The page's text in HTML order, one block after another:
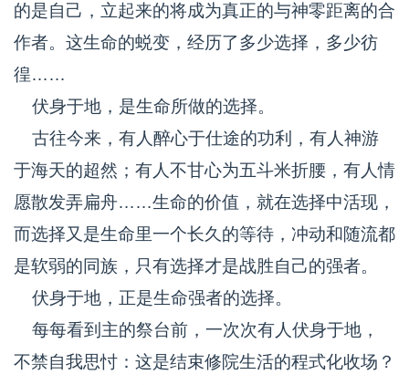
的是自己，立起来的将成为真正的与神零距离的合
作者。这生命的蜕变，经历了多少选择，多少彷
徨……
伏身于地，是生命所做的选择。
古往今来，有人醉心于仕途的功利，有人神游
于海天的超然；有人不甘心为五斗米折腰，有人情
愿散发弄扁舟……生命的价值，就在选择中活现，
而选择又是生命里一个长久的等待，冲动和随流都
是软弱的同族，只有选择才是战胜自己的强者。
伏身于地，正是生命强者的选择。
每每看到主的祭台前，一次次有人伏身于地，
不禁自我思忖：这是结束修院生活的程式化收场？